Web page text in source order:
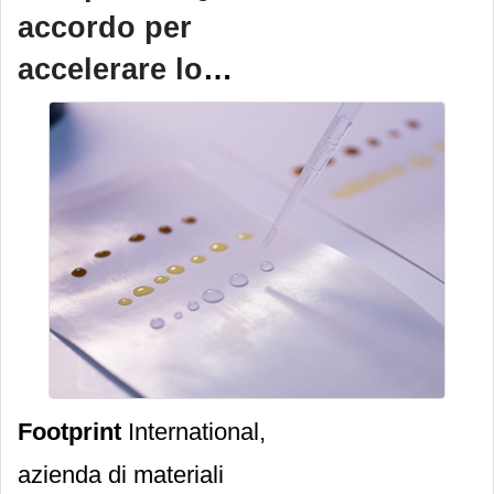
accordo per
accelerare lo
sviluppo di
bicchieri privi di Pe
Footprint International,
azienda di materiali